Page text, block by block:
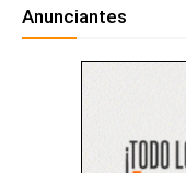
Anunciantes